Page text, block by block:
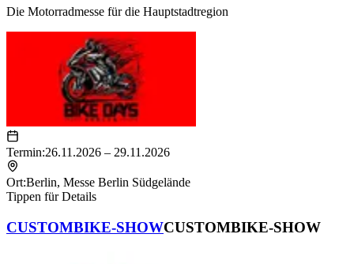
Die Motorradmesse für die Hauptstadtregion
Termin:26.11.2026 – 29.11.2026
Ort:Berlin, Messe Berlin Südgelände
Tippen für Details
CUSTOMBIKE-SHOWCUSTOMBIKE-SHOW